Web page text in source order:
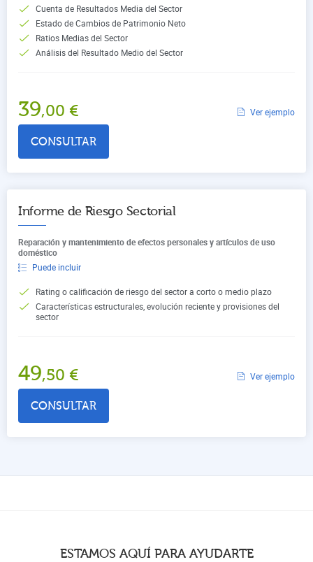
Cuenta de Resultados Media del Sector
Estado de Cambios de Patrimonio Neto
Ratios Medias del Sector
Análisis del Resultado Medio del Sector
39,00 € Ver ejemplo
CONSULTAR
Informe de Riesgo Sectorial
Reparación y mantenimiento de efectos personales y artículos de uso
doméstico
Puede incluir
Rating o calificación de riesgo del sector a corto o medio plazo
Características estructurales, evolución reciente y provisiones del
sector
49,50 € Ver ejemplo
CONSULTAR
ESTAMOS AQUÍ PARA AYUDARTE